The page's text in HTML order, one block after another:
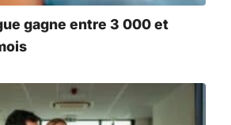
gagne entre 3 000 et